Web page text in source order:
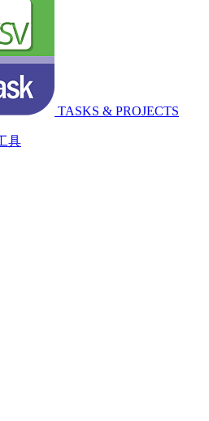
TASKS & PROJECTS
具